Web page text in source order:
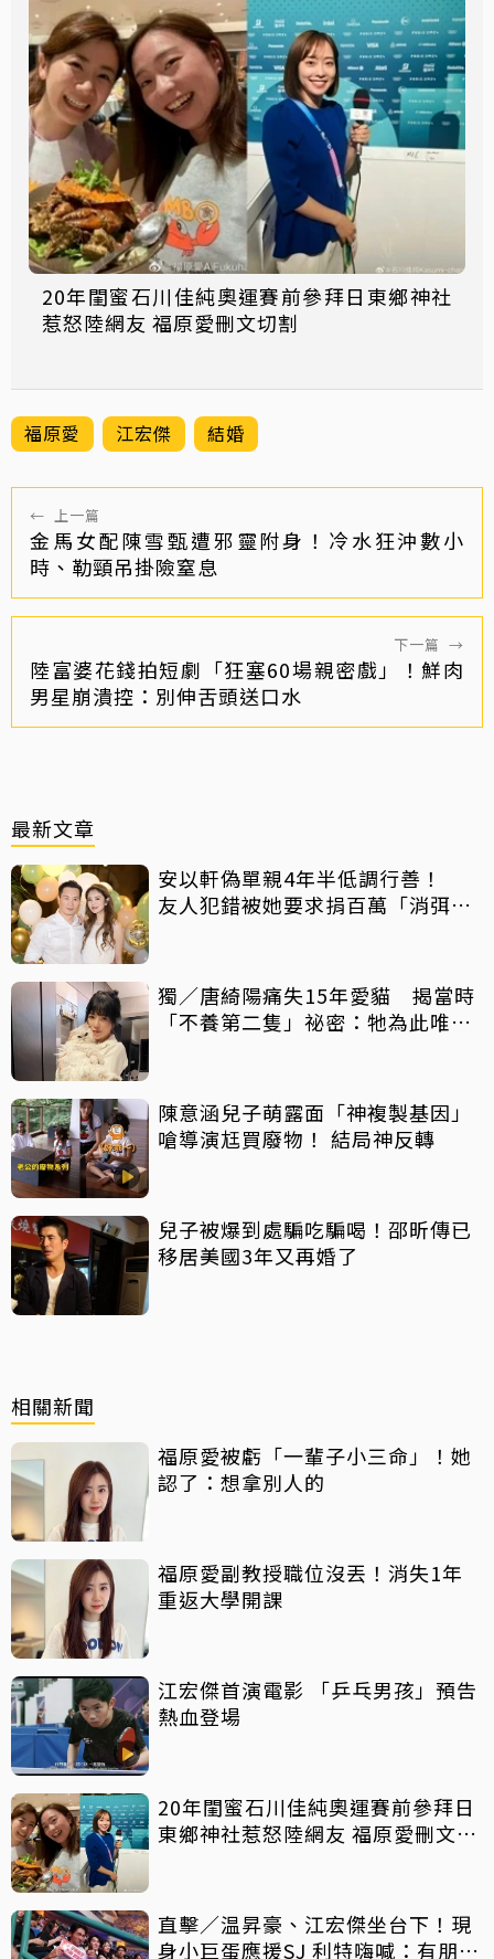
20年閨蜜石川佳純奧運賽前參拜日東鄉神社
惹怒陸網友 福原愛刪文切割
福原愛 江宏傑 結婚
← 上一篇
金馬女配陳雪甄遭邪靈附身！冷水狂沖數小
時、勒頸吊掛險窒息
下一篇 →
陸富婆花錢拍短劇「狂塞60場親密戲」！鮮肉
男星崩潰控：別伸舌頭送口水
最新文章
安以軒偽單親4年半低調行善！
友人犯錯被她要求捐百萬「消弭不
獨／唐綺陽痛失15年愛貓 揭當時
「不養第二隻」祕密：牠為此唯一
陳意涵兒子萌露面「神複製基因」
嗆導演尪買廢物！ 結局神反轉
兒子被爆到處騙吃騙喝！邵昕傳已
移居美國3年又再婚了
相關新聞
福原愛被虧「一輩子小三命」！她
認了：想拿別人的
福原愛副教授職位沒丟！消失1年
重返大學開課
江宏傑首演電影 「乒乓男孩」預告
熱血登場
20年閨蜜石川佳純奧運賽前參拜日
東鄉神社惹怒陸網友 福原愛刪文切
直擊／温昇豪、江宏傑坐台下！現
身小巨蛋應援SJ 利特嗨喊：有朋友